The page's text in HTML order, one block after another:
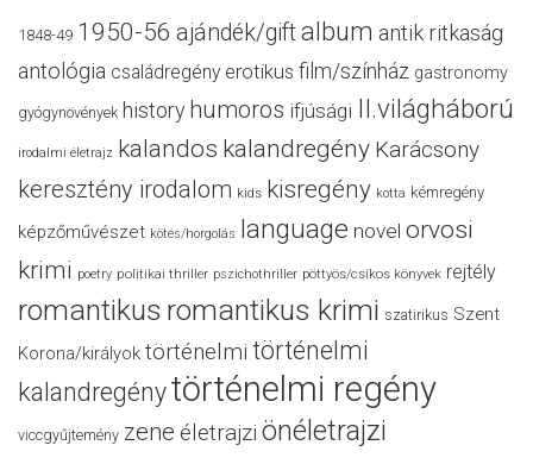
1848-49 1950-56 ajándék/giftalbum antik ritkaság
antológia családregény erotikus film/színház gastronomy
gyógynövények history humoros ifjúsági II.világháború
irodalmi életrajz kalandos kalandregény Karácsony
keresztény irodalom kids kisregény kotta kémregény
képzőművészet kötés/horgolás language novel orvosi
krimi poetry politikai thriller pszichothriller pöttyös/csíkos könyvek rejtély
romantikus romantikus krimi szatirikus Szent
Korona/királyok történelmi történelmi
kalandregénytörténelmi regény
viccgyűjtemény zene életrajzi önéletrajzi